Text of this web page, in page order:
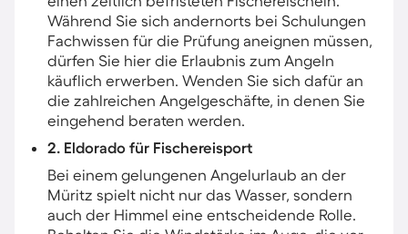
Während Sie sich andernorts bei Schulungen
Fachwissen für die Prüfung aneignen müssen,
dürfen Sie hier die Erlaubnis zum Angeln
käuflich erwerben. Wenden Sie sich dafür an
die zahlreichen Angelgeschäfte, in denen Sie
eingehend beraten werden.
2. Eldorado für Fischereisport
Bei einem gelungenen Angelurlaub an der
Müritz spielt nicht nur das Wasser, sondern
auch der Himmel eine entscheidende Rolle.